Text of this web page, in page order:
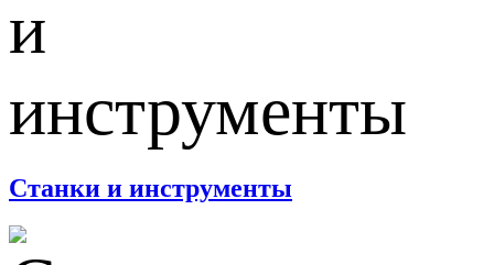
Станки и инструменты